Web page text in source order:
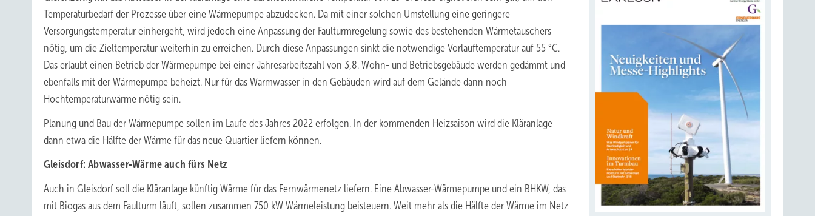
Temperaturbedarf der Prozesse über eine Wärmepumpe abzudecken. Da mit einer solchen Umstellung eine geringere
Versorgungstemperatur einhergeht, wird jedoch eine Anpassung der Faulturmregelung sowie des bestehenden Wärmetauschers
nötig, um die Zieltemperatur weiterhin zu erreichen. Durch diese Anpassungen sinkt die notwendige Vorlauftemperatur auf 55 °C.
Das erlaubt einen Betrieb der Wärmepumpe bei einer Jahresarbeitszahl von 3,8. Wohn- und Betriebsgebäude werden gedämmt und
ebenfalls mit der Wärmepumpe beheizt. Nur für das Warmwasser in den Gebäuden wird auf dem Gelände dann noch
Hochtemperaturwärme nötig sein.
Planung und Bau der Wärmepumpe sollen im Laufe des Jahres 2022 erfolgen. In der kommenden Heizsaison wird die Kläranlage
dann etwa die Hälfte der Wärme für das neue Quartier liefern können.
Gleisdorf: Abwasser-Wärme auch fürs Netz
Auch in Gleisdorf soll die Kläranlage künftig Wärme für das Fernwärmenetz liefern. Eine Abwasser-Wärmepumpe und ein BHKW, das
mit Biogas aus dem Faulturm läuft, sollen zusammen 750 kW Wärmeleistung beisteuern. Weit mehr als die Hälfte der Wärme im Netz